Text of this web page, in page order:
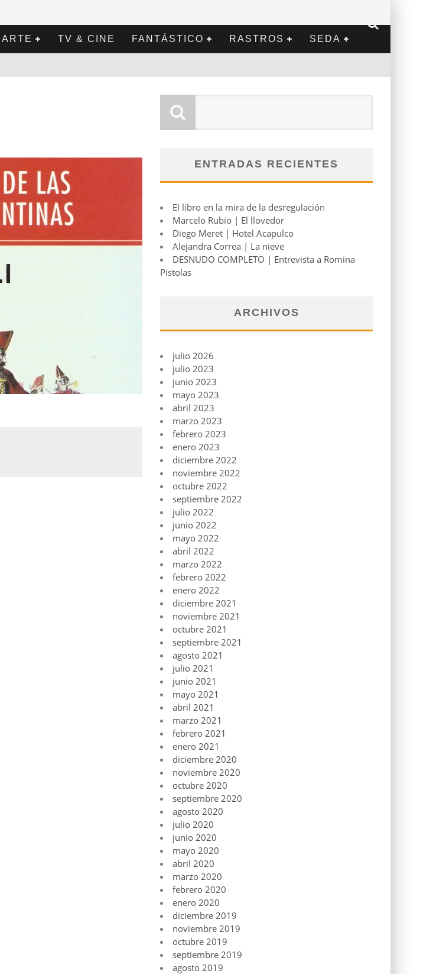
ARTE TV & CINE FANTÁSTICO RASTROS SEDA
ENTRADAS RECIENTES
El libro en la mira de la desregulación
Marcelo Rubio | El llovedor
Diego Meret | Hotel Acapulco
Alejandra Correa | La nieve
DESNUDO COMPLETO | Entrevista a Romina
Pistolas
ARCHIVOS
julio 2026
julio 2023
junio 2023
mayo 2023
abril 2023
marzo 2023
febrero 2023
enero 2023
diciembre 2022
noviembre 2022
octubre 2022
septiembre 2022
julio 2022
junio 2022
mayo 2022
abril 2022
marzo 2022
febrero 2022
enero 2022
diciembre 2021
noviembre 2021
octubre 2021
septiembre 2021
agosto 2021
julio 2021
junio 2021
mayo 2021
abril 2021
marzo 2021
febrero 2021
enero 2021
diciembre 2020
noviembre 2020
octubre 2020
septiembre 2020
agosto 2020
julio 2020
junio 2020
mayo 2020
abril 2020
marzo 2020
febrero 2020
enero 2020
diciembre 2019
noviembre 2019
octubre 2019
septiembre 2019
agosto 2019